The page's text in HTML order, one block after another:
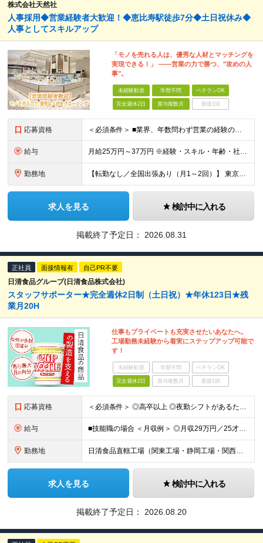
株式会社天然社
人事採用◆営業経験者大歓迎！◆恵比寿駅徒歩7分◆土日祝休み◆
人事としてスキルアップ
「モノを売れる人は、優秀な人材とマッチングを
実現できる！」 ――営業の力で勝つ、"攻めの人
事"。
未経験歓迎 学歴不問 ベテランOK
完全週休2日 賞与複数月 面接1回
応募資格 ＜必須条件＞ ■業界、年数問わず営業の経験のある方（接客・販売経験者もOK！） ■基本的なPCスキル（Word・Excel・PowerPointの操作ができる方） ※人事・採用の経験は問いません。学歴
給与 月給25万円～37万円 ※経験・スキル・年齢・社会人経験などを考慮のうえ、決定します。 ※上記には固定残業代（月33,400～69,600円／20～30時間分）を含み、超過分は別途支給します。 ※固定
勤務地 【転勤なし／全国出張あり（月1～2回）】 東京都目黒区三田1-11-1 ※(変更の範囲)上記を除く当社関連勤務地
求人を見る 検討中に入れる
掲載終了予定日： 2026.08.31
正社員 面接情報有 自己PR不要
日清食品グループ(日清食品株式会社)
スタッフサポーター★完全週休2日制（土日祝）★年休123日★残
業月20H
仕事もプライベートも充実させたいあなたへ。
工場勤務未経験から着実にステップアップ可能で
す！
未経験歓迎 学歴不問 ベテランOK
完全週休2日 賞与複数月 面接1回
応募資格 ＜必須条件＞ ◎高卒以上 ◎夜勤シフトがあるため、自動車や原付など、公共交通機関以外の通勤手段を確保できる方 女性が多数活躍しています！(労務管理をしていただくパート社員も、ほとんどが女性です) 2
給与 ■技能職の場合 ＜月収例＞ ◎月収29万円／25才（月給＋残業20h+各種手当） ◎月収31万円／30才（月給＋残業20h+各種手当） ■月給22万540円以上 ★入社時の想定年収 420万円以上
勤務地 日清食品直轄工場（関東工場・静岡工場・関西工場・滋賀工場・下関工場） 【関東工場】茨城県取手市清水667-1 【静岡工場】静岡県焼津市相川17-2 【関西工場】滋賀県栗東市下鈎21-1 【滋賀工場】
求人を見る 検討中に入れる
掲載終了予定日： 2026.08.20